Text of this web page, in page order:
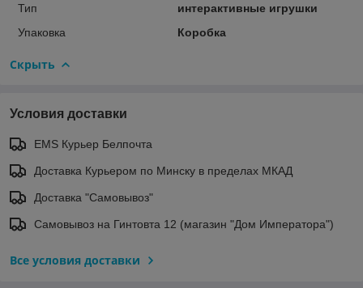
Тип
интерактивные игрушки
Упаковка
Коробка
Скрыть
Условия доставки
EMS Курьер Белпочта
Доставка Курьером по Минску в пределах МКАД
Доставка "Самовывоз"
Самовывоз на Гинтовта 12 (магазин "Дом Императора")
Все условия доставки